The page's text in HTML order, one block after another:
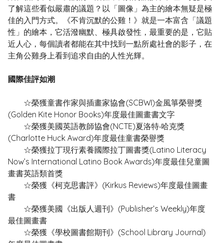
了解這些看似嚴肅的議題？以「圖像」為主的繪本無疑是極
佳的入門方式。《不肯沉默的公雞！》就是一本富含「議題
性」的繪本，它活潑幽默、極具啟發性，最重要的是，它貼
近人心，每個讀者都能在其中找到一點所處社會的影子，在
主角公雞身上看到追求自由的人性光輝。
國際佳評如潮
☆榮獲童書作家與插畫家協會(SCBWI)金風箏榮譽獎
(Golden Kite Honor Books)年度最佳圖畫書文字
☆榮獲美國英語教師協會(NCTE)夏洛特‧哈克獎
(Charlotte Huck Award)年度最佳童書榮譽獎
☆榮獲拉丁現行素養國際拉丁圖書獎(Latino Literacy
Now’s International Latino Book Awards)年度最佳兒童圖
畫書英語類首獎
☆榮獲《柯克思書評》(Kirkus Reviews)年度最佳圖畫
書
☆榮獲美國《出版人週刊》(Publisher’s Weekly)年度
最佳圖畫書
☆榮獲《學校圖書館期刊》(School Library Journal)